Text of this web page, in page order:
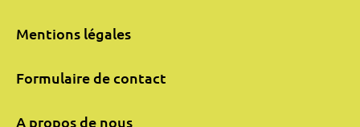
Mentions légales
Formulaire de contact
A propos de nous